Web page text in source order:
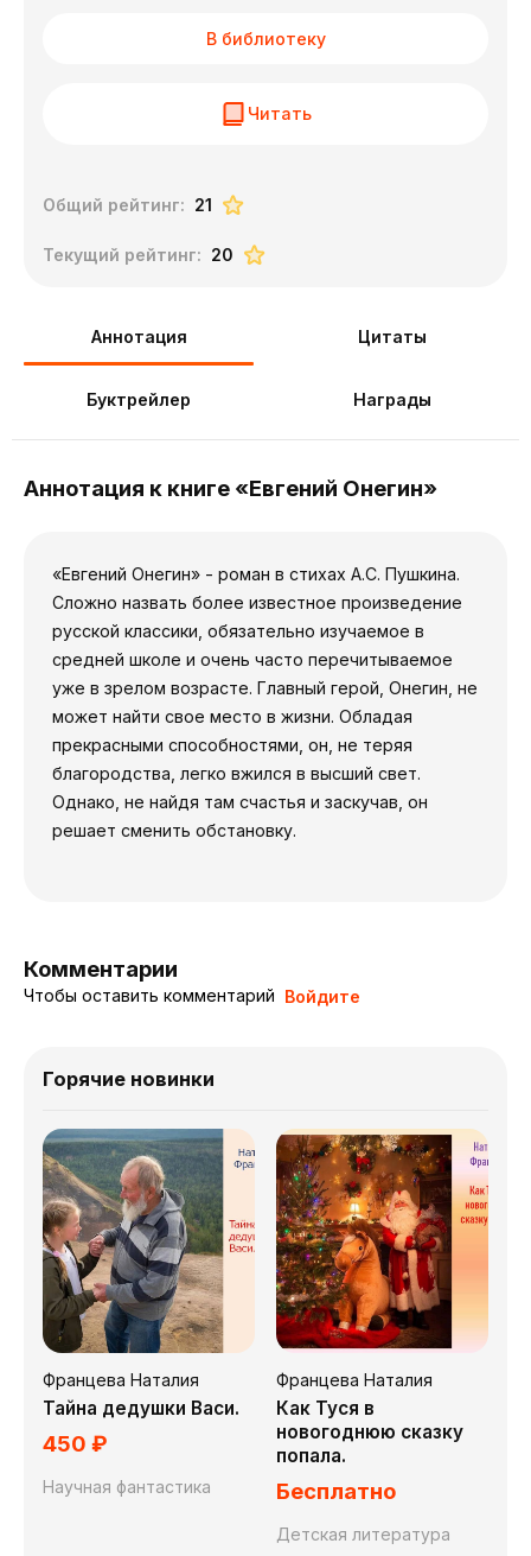
В библиотеку
Читать
Общий рейтинг: 21
Текущий рейтинг: 20
Аннотация Цитаты
Буктрейлер Награды
Аннотация к книге «Евгений Онегин»
«Евгений Онегин» - роман в стихах А.С. Пушкина.
Сложно назвать более известное произведение
русской классики, обязательно изучаемое в
средней школе и очень часто перечитываемое
уже в зрелом возрасте. Главный герой, Онегин, не
может найти свое место в жизни. Обладая
прекрасными способностями, он, не теряя
благородства, легко вжился в высший свет.
Однако, не найдя там счастья и заскучав, он
решает сменить обстановку.
Комментарии
Чтобы оставить комментарий Войдите
Горячие новинки
Францева Наталия
Тайна дедушки Васи.
450 ₽
Научная фантастика
Францева Наталия
Как Туся в
новогоднюю сказку
попала.
Бесплатно
Детская литература